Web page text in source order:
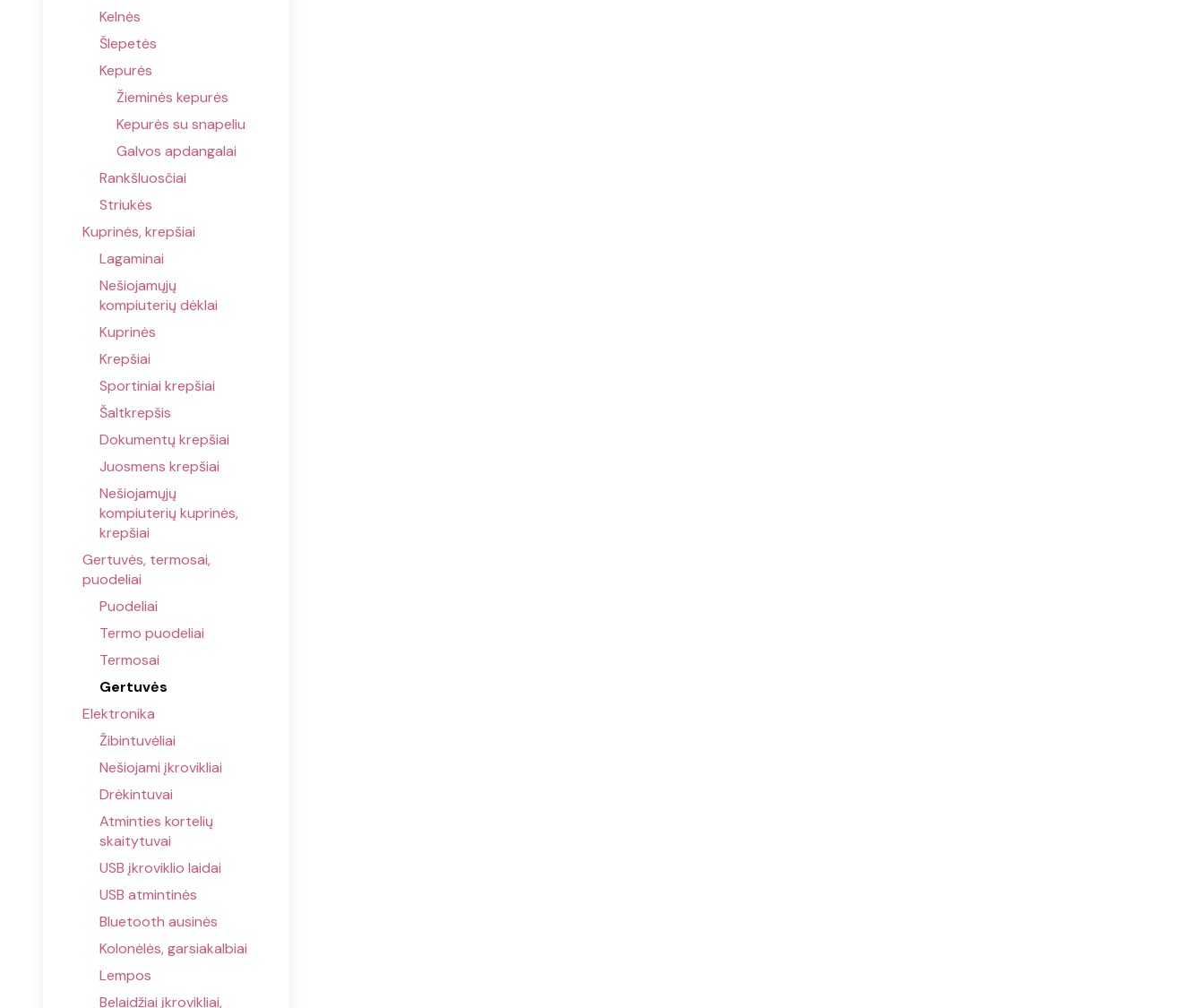
Kelnės
Šlepetės
Kepurės
Žieminės kepurės
Kepurės su snapeliu
Galvos apdangalai
Rankšluosčiai
Striukės
Kuprinės, krepšiai
Lagaminai
Nešiojamųjų
kompiuterių dėklai
Kuprinės
Krepšiai
Sportiniai krepšiai
Šaltkrepšis
Dokumentų krepšiai
Juosmens krepšiai
Nešiojamųjų
kompiuterių kuprinės,
krepšiai
Gertuvės, termosai,
puodeliai
Puodeliai
Termo puodeliai
Termosai
Gertuvės
Elektronika
Žibintuvėliai
Nešiojami įkrovikliai
Drėkintuvai
Atminties kortelių
skaitytuvai
USB įkroviklio laidai
USB atmintinės
Bluetooth ausinės
Kolonėlės, garsiakalbiai
Lempos
Belaidžiai įkrovikliai,